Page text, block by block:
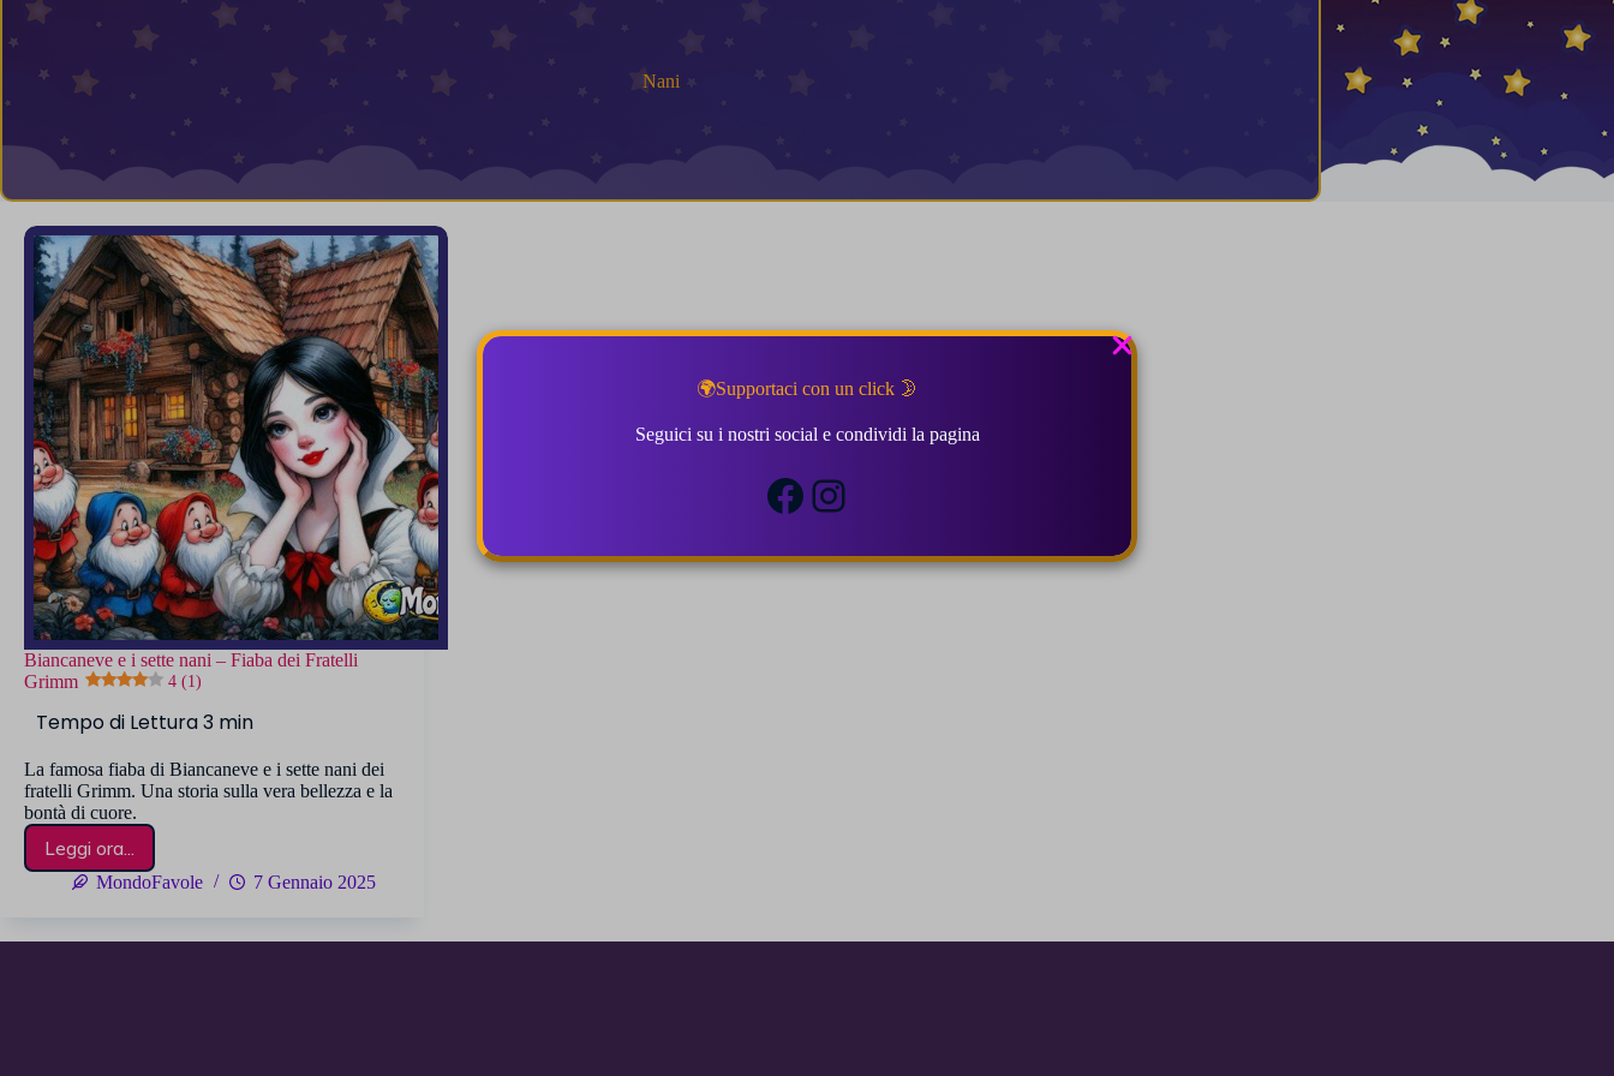
🌍Supportaci con un click 🌛
Seguici su i nostri social e condividi la pagina
Facebook
Instagram
Nani
Biancaneve e i sette nani – Fiaba dei Fratelli
Grimm
4 (1)
La famosa fiaba di Biancaneve e i sette nani dei
fratelli Grimm. Una storia sulla vera bellezza e la
bontà di cuore.
Leggi ora...Biancaneve
e
nani
MondoFavole 7 Gennaio 2025